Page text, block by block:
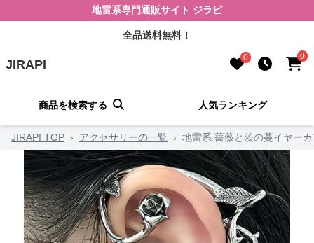
地雷系専門通販サイト ジラピ
全品送料無料！
JIRAPI 0 0
商品を検索する 人気ランキング
JIRAPI TOP › アクセサリーの一覧 › 地雷系 薔薇と茨の蔓イヤー